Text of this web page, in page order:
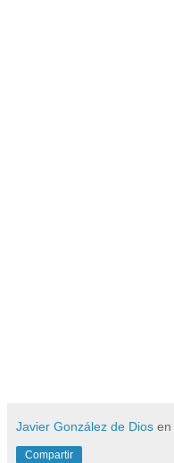
Javier González de Dios en
Compartir